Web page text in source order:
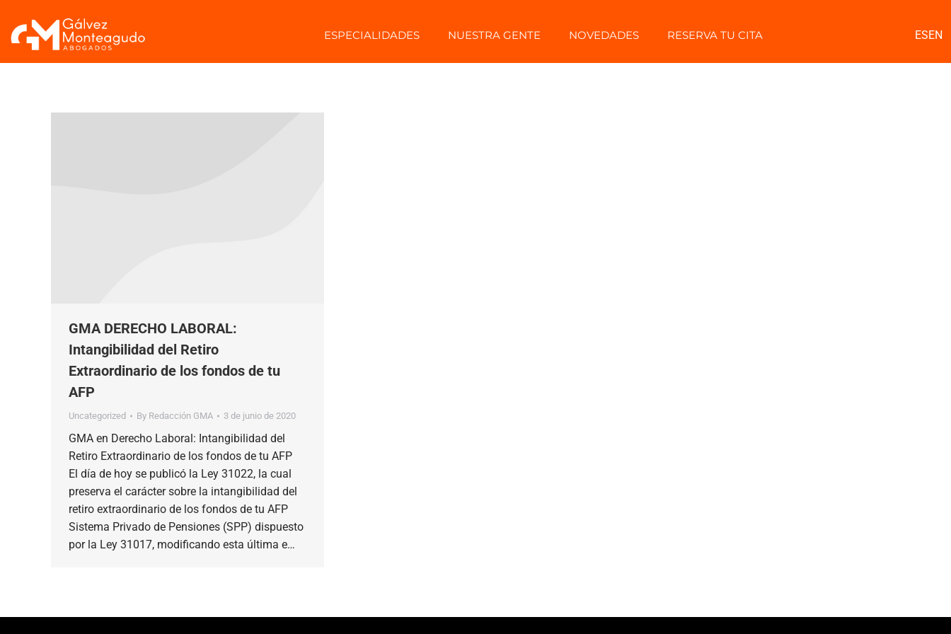
ESPECIALIDADES NUESTRA GENTE NOVEDADES RESERVA TU CITA ESEN
GMA DERECHO LABORAL:
Intangibilidad del Retiro
Extraordinario de los fondos de tu
AFP
Uncategorized By Redacción GMA 3 de junio de 2020
GMA en Derecho Laboral: Intangibilidad del
Retiro Extraordinario de los fondos de tu AFP
El día de hoy se publicó la Ley 31022, la cual
preserva el carácter sobre la intangibilidad del
retiro extraordinario de los fondos de tu AFP
Sistema Privado de Pensiones (SPP) dispuesto
por la Ley 31017, modificando esta última e…